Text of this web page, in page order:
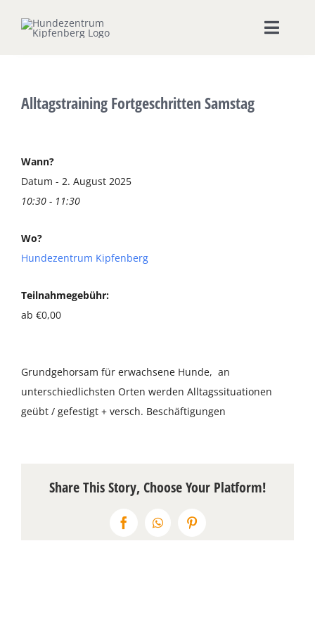
Inhalt
Toggle
Seminare & Workshops
Unsere Shops
Ernährungsberatung
Terminkalender
Kontakt & Anfahrt
Alltagstraining Fortgeschritten Samstag
Wann?
Datum - 2. August 2025
10:30 - 11:30
Wo?
Hundezentrum Kipfenberg
Teilnahmegebühr:
ab €0,00
Grundgehorsam für erwachsene Hunde, an
unterschiedlichsten Orten werden Alltagssituationen
geübt / gefestigt + versch. Beschäftigungen
Share This Story, Choose Your Platform!
FacebookWhatsAppPinterest